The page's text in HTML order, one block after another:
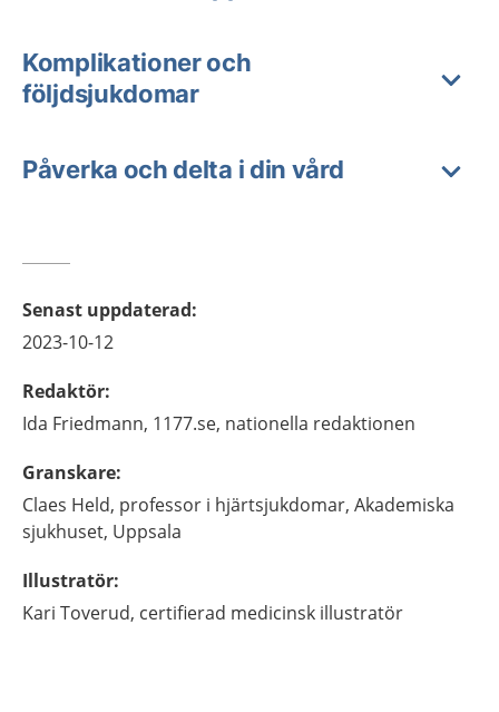
Komplikationer och
följdsjukdomar
Påverka och delta i din vård
Senast uppdaterad:
2023-10-12
Redaktör:
Ida Friedmann, 1177.se, nationella redaktionen
Granskare:
Claes Held, professor i hjärtsjukdomar, Akademiska
sjukhuset, Uppsala
Illustratör:
Kari Toverud, certifierad medicinsk illustratör